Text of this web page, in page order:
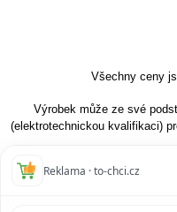
Všechny ceny
Výrobek může ze své
(elektrotechnickou kvalifikaci)
Reklama · to-chci.cz